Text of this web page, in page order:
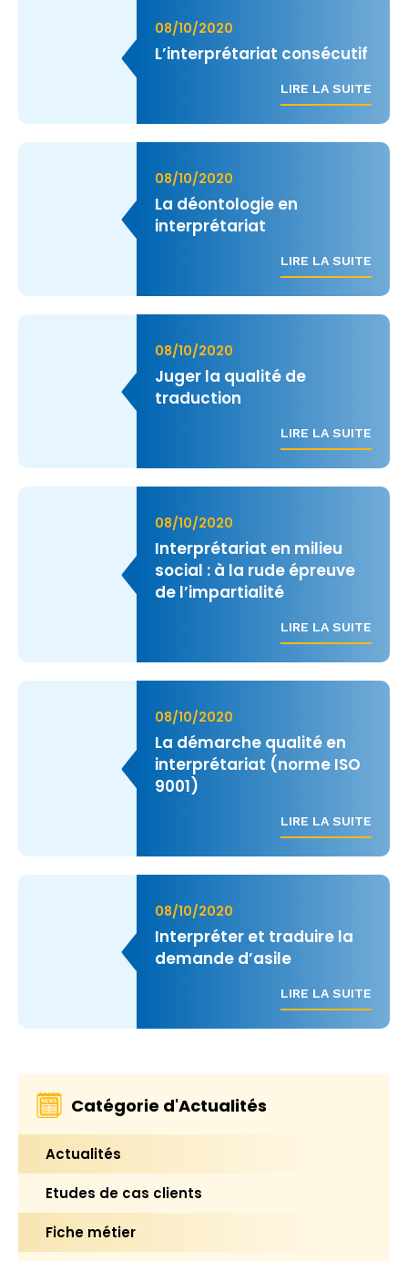
08/10/2020
L’interprétariat consécutif
LIRE LA SUITE
08/10/2020
La déontologie en
interprétariat
LIRE LA SUITE
08/10/2020
Juger la qualité de
traduction
LIRE LA SUITE
08/10/2020
Interprétariat en milieu
social : à la rude épreuve
de l’impartialité
LIRE LA SUITE
08/10/2020
La démarche qualité en
interprétariat (norme ISO
9001)
LIRE LA SUITE
08/10/2020
Interpréter et traduire la
demande d’asile
LIRE LA SUITE
Catégorie d'Actualités
Actualités
Etudes de cas clients
Fiche métier